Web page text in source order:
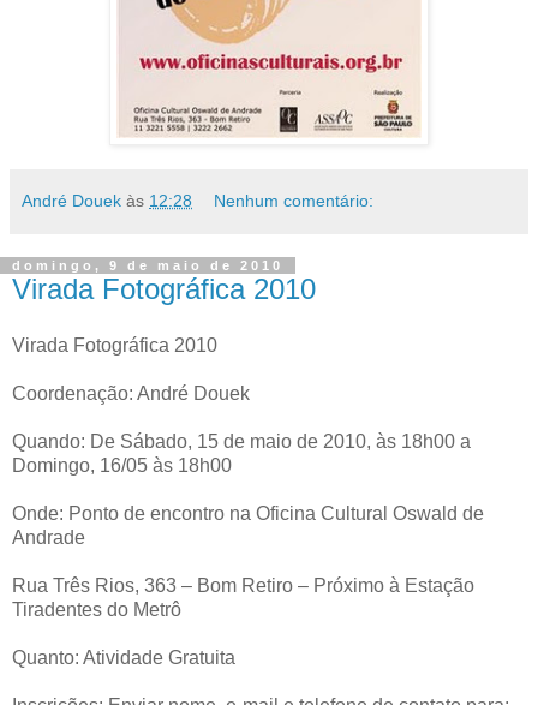
André Douek às 12:28 Nenhum comentário:
domingo, 9 de maio de 2010
Virada Fotográfica 2010
Virada Fotográfica 2010
Coordenação: André Douek
Quando: De Sábado, 15 de maio de 2010, às 18h00 a
Domingo, 16/05 às 18h00
Onde: Ponto de encontro na Oficina Cultural Oswald de
Andrade
Rua Três Rios, 363 – Bom Retiro – Próximo à Estação
Tiradentes do Metrô
Quanto: Atividade Gratuita